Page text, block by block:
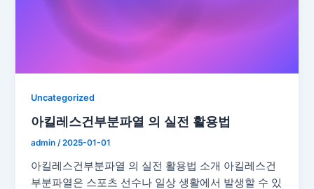
Uncategorized
아킬레스건부분파열 의 실전 활용법
admin/2025-01-01
아킬레스건부분파열 의 실전 활용법 소개 아킬레스건
부분파열은 스포츠 선수나 일상 생활에서 발생할 수 있